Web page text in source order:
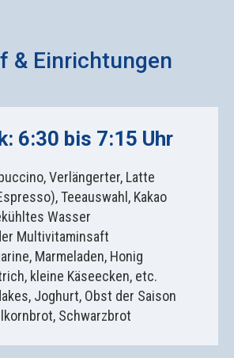
& Einrichtungen
6:30 bis 7:15 Uhr
Verlängerter, Latte
Teeauswahl, Kakao
Wasser
Multivitaminsaft
Marmeladen, Honig
kleine Käseecken, etc.
Joghurt, Obst der Saison
Schwarzbrot